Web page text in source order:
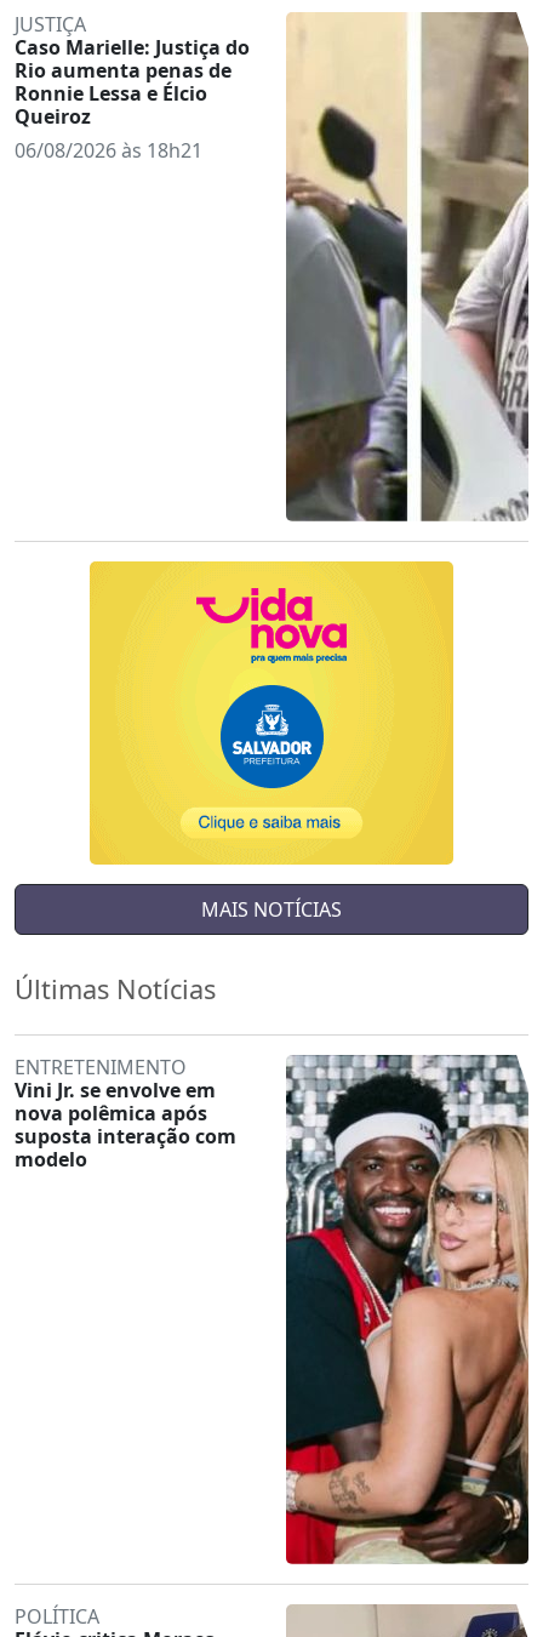
JUSTIÇA
Caso Marielle: Justiça do
Rio aumenta penas de
Ronnie Lessa e Élcio
Queiroz
06/08/2026 às 18h21
MAIS NOTÍCIAS
Últimas Notícias
ENTRETENIMENTO
Vini Jr. se envolve em
nova polêmica após
suposta interação com
modelo
POLÍTICA